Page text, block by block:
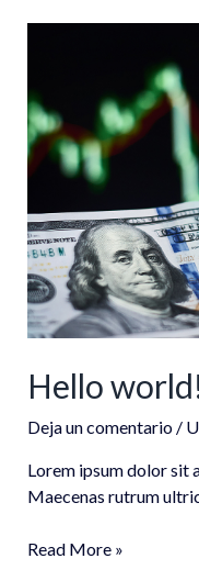
Hello
Deja un comentario /
Lorem ipsum dolor sit
Maecenas rutrum
Read More »